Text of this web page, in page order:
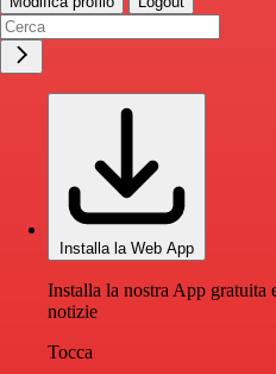
Installa la Web App
Installa la nostra App gratuita
notizie
Tocca